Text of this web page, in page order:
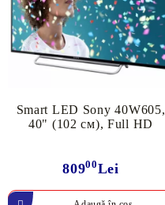
Smart LED Sony 40W605,
40" (102 cм), Full HD
80900Lei